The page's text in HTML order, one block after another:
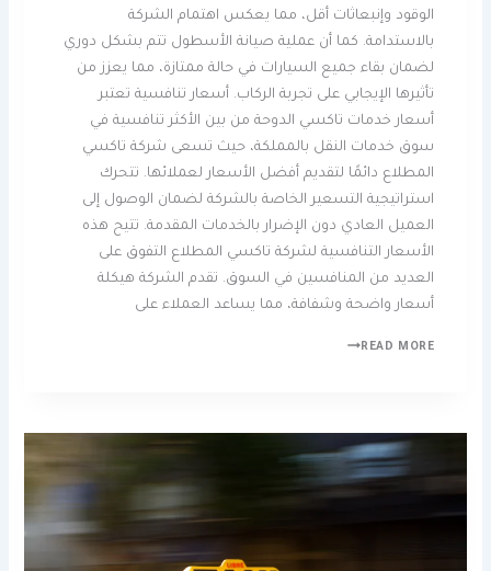
الوقود وإنبعاثات أقل، مما يعكس اهتمام الشركة
بالاستدامة. كما أن عملية صيانة الأسطول تتم بشكل دوري
لضمان بقاء جميع السيارات في حالة ممتازة، مما يعزز من
تأثيرها الإيجابي على تجربة الركاب. أسعار تنافسية تعتبر
أسعار خدمات تاكسي الدوحة من بين الأكثر تنافسية في
سوق خدمات النقل بالمملكة، حيث تسعى شركة تاكسي
المطلاع دائمًا لتقديم أفضل الأسعار لعملائها. تتحرك
استراتيجية التسعير الخاصة بالشركة لضمان الوصول إلى
العميل العادي دون الإضرار بالخدمات المقدمة. تتيح هذه
الأسعار التنافسية لشركة تاكسي المطلاع التفوق على
العديد من المنافسين في السوق. تقدم الشركة هيكلة
أسعار واضحة وشفافة، مما يساعد العملاء على
READ MORE